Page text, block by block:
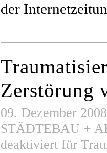
der
Zerstörung
09. Dezember
STÄDTEBAU +
deaktiviert für